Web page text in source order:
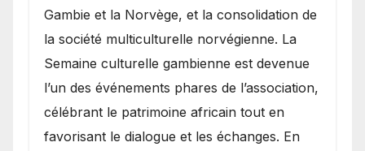
Gambie et la Norvège, et la consolidation de
la société multiculturelle norvégienne. La
Semaine culturelle gambienne est devenue
l’un des événements phares de l’association,
célébrant le patrimoine africain tout en
favorisant le dialogue et les échanges. En